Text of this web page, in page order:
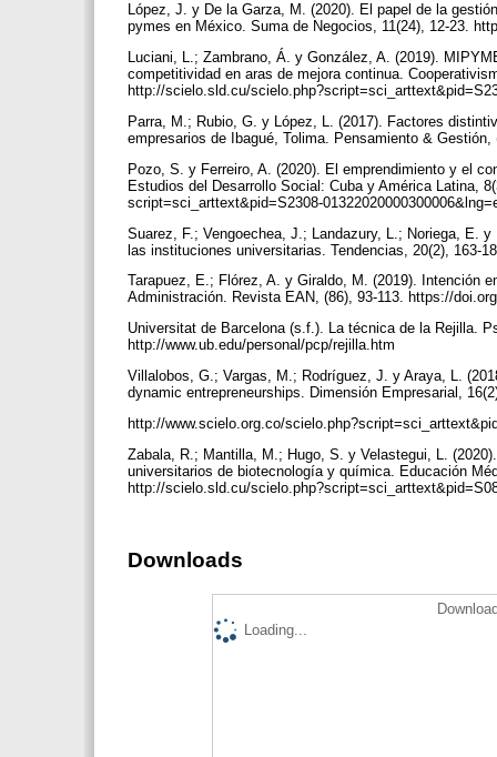
López, J. y De la Garza, M. (2020). El papel de la
pymes en México. Suma de Negocios, 11(24), 12-23.
Luciani, L.; Zambrano, Á. y González, A. (2019).
competitividad en aras de mejora continua.
http://scielo.sld.cu/
Parra, M.; Rubio, G. y López, L. (2017). Factores
empresarios de Ibagué, Tolima. Pensamiento &
Pozo, S. y Ferreiro, A. (2020). El emprendimiento y el
Estudios del Desarrollo Social: Cuba y América Latina,
script=sci_arttext&pid=S2308-
Suarez, F.; Vengoechea, J.; Landazury, L.; Noriega, E.
las instituciones universitarias. Tendencias, 20(2), 163-
Tarapuez, E.; Flórez, A. y Giraldo, M. (2019). Intención
Administración. Revista EAN, (86), 93-113. https://
Universitat de Barcelona (s.f.). La técnica de la Rejilla.
http://www.ub.edu/personal/pcp/rejilla.htm
Villalobos, G.; Vargas, M.; Rodríguez, J. y Araya, L.
dynamic entrepreneurships. Dimensión Empresarial,
http://www.scielo.org.co/
Zabala, R.; Mantilla, M.; Hugo, S. y Velastegui, L.
universitarios de biotecnología y química. Educación
http://scielo.sld.cu/
Downloads
Loading...